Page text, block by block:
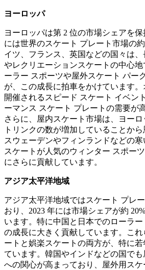
ヨーロッパ
ヨーロッパは第 2 位の市場シェアを
には世界のスケート プレート市場の
イツ、フランス、英国などの国々は
やレクリエーションスケートの中心
ーラー スポーツや屋外スケート パー
が、この成長に拍車をかけています
開催されるスピード スケート イベン
ーマンス スケート プレートの需要が
さらに、屋内スケート市場は、ヨー
トリンクの数が増加していることから
スウェーデンやフィンランドなどの
スケートが人気のウィンター スポー
にさらに貢献しています。
アジア太平洋地域
アジア太平洋地域ではスケート プレ
おり、2023 年には市場シェアが約
います。特に中国と日本でのローラー
の成長に大きく貢献しています。こ
ートと娯楽スケートの両方が、特に
ています。韓国やインドなどの国で
への関心が高まっており、屋外用ス